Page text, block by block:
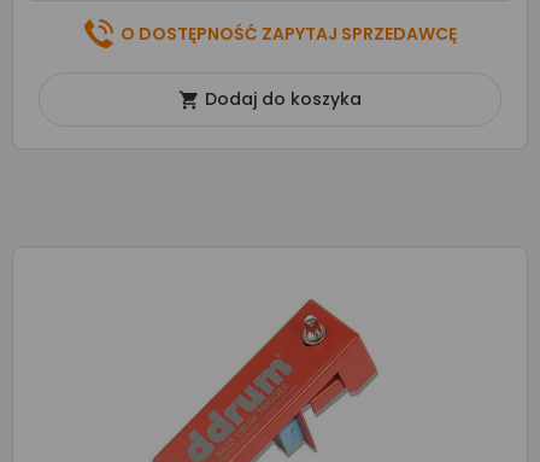
O DOSTĘPNOŚĆ ZAPYTAJ SPRZEDAWCĘ
 Dodaj do koszyka